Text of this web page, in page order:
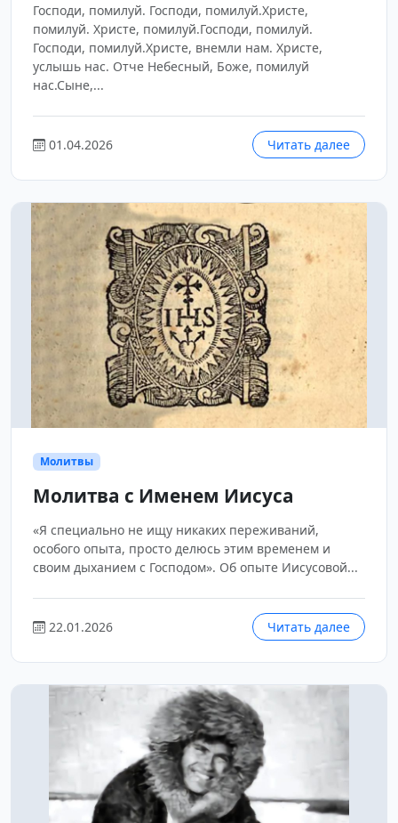
Господи, помилуй. Господи, помилуй.Христе,
помилуй. Христе, помилуй.Господи, помилуй.
Господи, помилуй.Христе, внемли нам. Христе,
услышь нас. Отче Небесный, Боже, помилуй
нас.Сыне,...
01.04.2026 Читать далее
Молитвы
Молитва с Именем Иисуса
«Я специально не ищу никаких переживаний,
особого опыта, просто делюсь этим временем и
своим дыханием с Господом». Об опыте Иисусовой...
22.01.2026 Читать далее